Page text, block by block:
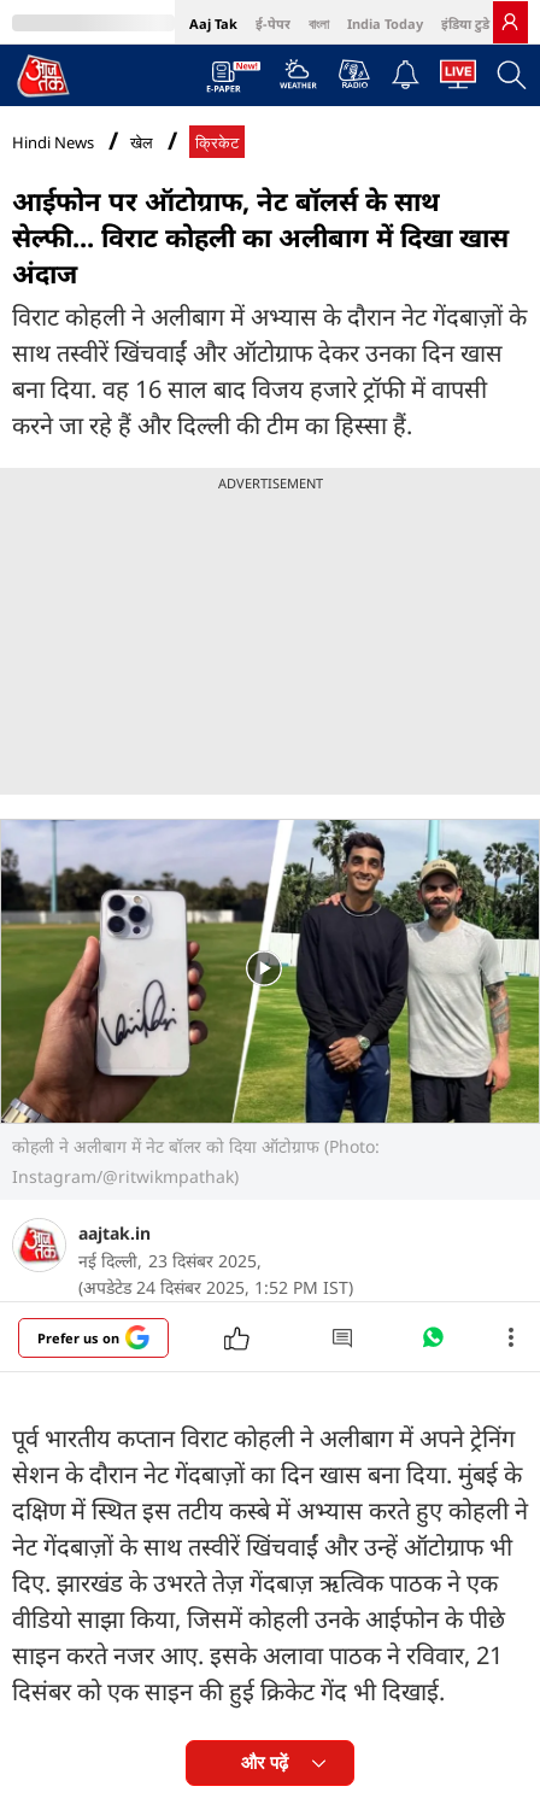
Aaj Tak ई-पेपर বাংলা India Today इंडिया टुडे हिंदी
MumbaiTak Cosmopolitan Harper's Bazaar Northeast
Hindi News खेल क्रिकेट
आईफोन पर ऑटोग्राफ, नेट बॉलर्स के साथ
सेल्फी... विराट कोहली का अलीबाग में दिखा खास
अंदाज
विराट कोहली ने अलीबाग में अभ्यास के दौरान नेट गेंदबाज़ों के
साथ तस्वीरें खिंचवाईं और ऑटोग्राफ देकर उनका दिन खास
बना दिया. वह 16 साल बाद विजय हजारे ट्रॉफी में वापसी
करने जा रहे हैं और दिल्ली की टीम का हिस्सा हैं.
ADVERTISEMENT
कोहली ने अलीबाग में नेट बॉलर को दिया ऑटोग्राफ (Photo:
Instagram/@ritwikmpathak)
aajtak.in
नई दिल्ली, 23 दिसंबर 2025,
(अपडेटेड 24 दिसंबर 2025, 1:52 PM IST)
Prefer us on
पूर्व भारतीय कप्तान विराट कोहली ने अलीबाग में अपने ट्रेनिंग
सेशन के दौरान नेट गेंदबाज़ों का दिन खास बना दिया. मुंबई के
दक्षिण में स्थित इस तटीय कस्बे में अभ्यास करते हुए कोहली ने
नेट गेंदबाज़ों के साथ तस्वीरें खिंचवाईं और उन्हें ऑटोग्राफ भी
दिए. झारखंड के उभरते तेज़ गेंदबाज़ ऋत्विक पाठक ने एक
वीडियो साझा किया, जिसमें कोहली उनके आईफोन के पीछे
साइन करते नजर आए. इसके अलावा पाठक ने रविवार, 21
दिसंबर को एक साइन की हुई क्रिकेट गेंद भी दिखाई.
और पढ़ें